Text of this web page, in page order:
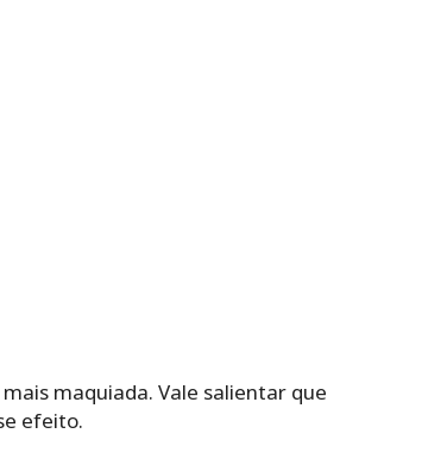
maquiada. Vale salientar que
efeito.